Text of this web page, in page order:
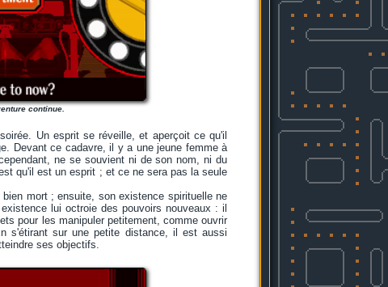
continue.
Un esprit se réveille, et aperçoit ce qu'il
Devant ce cadavre, il y a une jeune femme à
ne se souvient ni de son nom, ni du
qu'il est un esprit ; et ce ne sera pas la seule
mort ; ensuite, son existence spirituelle ne
lui octroie des pouvoirs nouveaux : il
pour les manipuler petitement, comme ouvrir
s'étirant sur une petite distance, il est aussi
ses objectifs.